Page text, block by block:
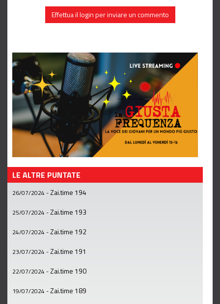
Effettua il login per inviare un commento
LE ALTRE PUNTATE
26/07/2024 -Zai.time 194
25/07/2024 -Zai.time 193
24/07/2024 -Zai.time 192
23/07/2024 -Zai.time 191
22/07/2024 -Zai.time 190
19/07/2024 -Zai.time 189